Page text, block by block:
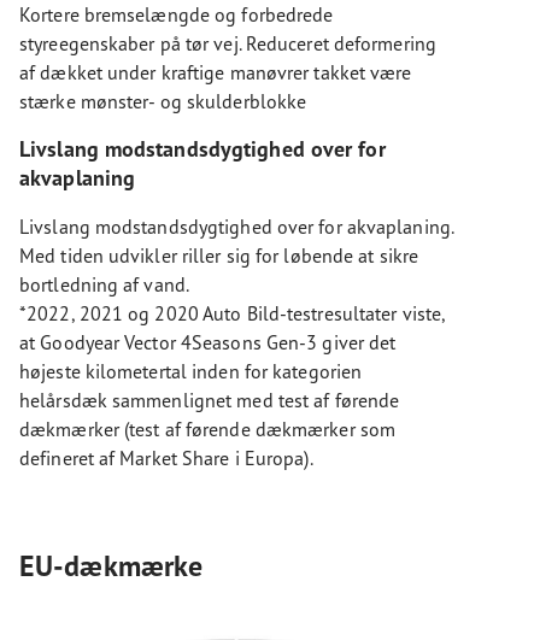
Kortere bremselængde og forbedrede
styreegenskaber på tør vej. Reduceret deformering
af dækket under kraftige manøvrer takket være
stærke mønster- og skulderblokke
Livslang modstandsdygtighed over for
akvaplaning
Livslang modstandsdygtighed over for akvaplaning.
Med tiden udvikler riller sig for løbende at sikre
bortledning af vand.
*2022, 2021 og 2020 Auto Bild-testresultater viste,
at Goodyear Vector 4Seasons Gen-3 giver det
højeste kilometertal inden for kategorien
helårsdæk sammenlignet med test af førende
dækmærker (test af førende dækmærker som
defineret af Market Share i Europa).
EU-dækmærke